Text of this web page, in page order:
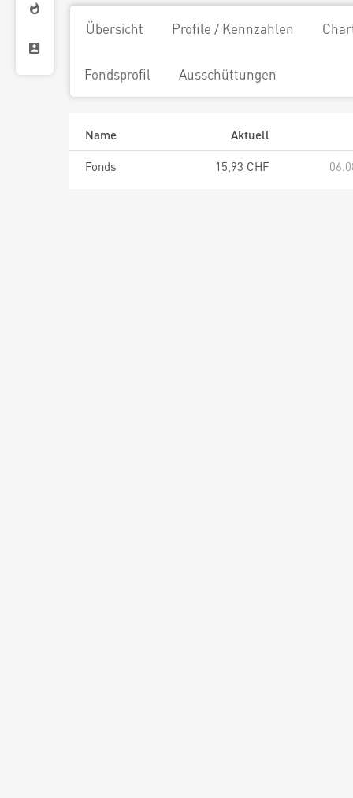
Übersicht Profile / Kennzahlen
Fondsprofil Ausschüttungen
Name
Aktuell
Fonds
15,93 CHF